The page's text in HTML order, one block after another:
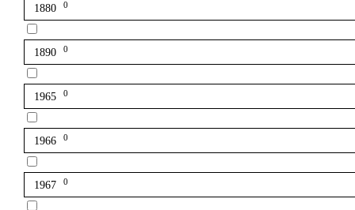
1880 0
1890 0
1965 0
1966 0
1967 0